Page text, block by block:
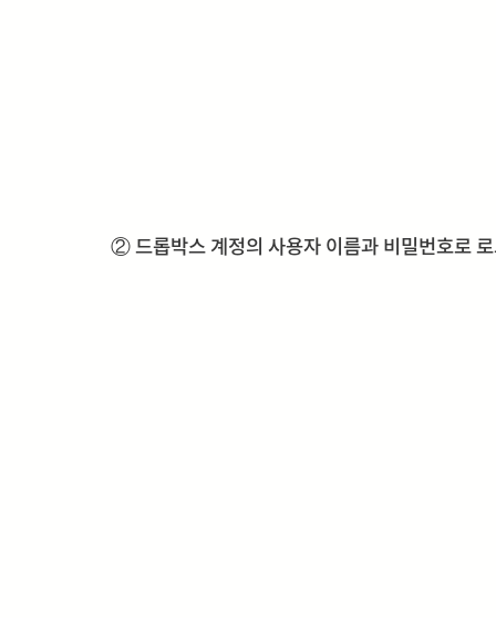
② 드롭박스 계정의 사용자 이름과 비밀번호로